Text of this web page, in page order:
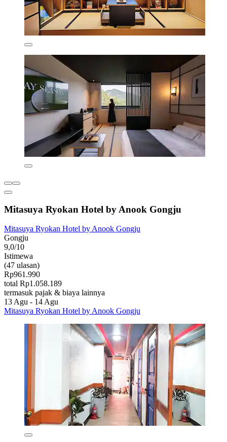
Mitasuya Ryokan Hotel by Anook Gongju
Mitasuya Ryokan Hotel by Anook Gongju
Gongju
9,0/10
Istimewa
(47 ulasan)
Rp961.990
total Rp1.058.189
termasuk pajak & biaya lainnya
13 Agu - 14 Agu
Mitasuya Ryokan Hotel by Anook Gongju